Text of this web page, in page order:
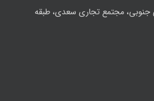
جنوبی، مجتمع تجاری سعدی، طبقه